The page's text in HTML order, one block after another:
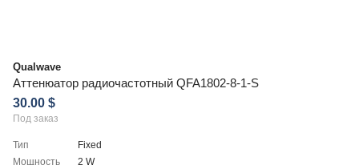
Qualwave
Аттенюатор радиочастотный QFA1802-8-1-S
30.00 $
Под заказ
Тип
Fixed
Мощность
2 W